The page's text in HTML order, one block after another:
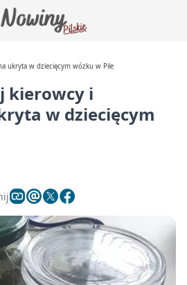
ukryta w dziecięcym wózku w Pile
kierowcy i
w dziecięcym